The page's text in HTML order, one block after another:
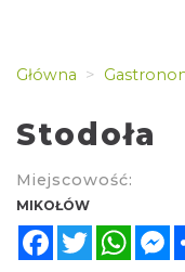
Główna
Stodoła
Miejscowość:
MIKOŁÓW
FacebookTwitter